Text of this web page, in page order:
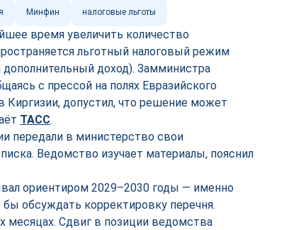
Минфин налоговые льготы
время увеличить количество
льготный налоговый режим
доход). Замминистра
с прессой на полях Евразийского
Киргизии, допустил, что решение может
ТАСС.
передали в министерство свои
Ведомство изучает материалы, пояснил
ориентиром 2029–2030 годы — именно
обсуждать корректировку перечня.
месяцах. Сдвиг в позиции ведомства